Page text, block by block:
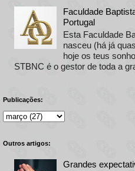
Faculdade
Portugal
Esta Faculdade
nasceu (há já
hoje os teus
STBNC é o gestor de toda a
Publicações:
Outros artigos:
Grandes